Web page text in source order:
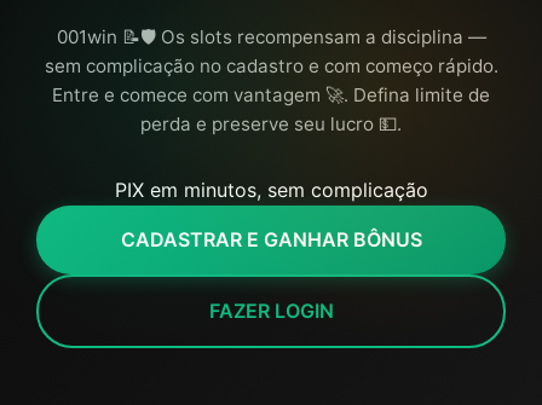
001win 📝🛡️ Os slots recompensam a disciplina —
sem complicação no cadastro e com começo rápido.
Entre e comece com vantagem 🚀. Defina limite de
perda e preserve seu lucro 💵.
PIX em minutos, sem complicação
CADASTRAR E GANHAR BÔNUS
FAZER LOGIN